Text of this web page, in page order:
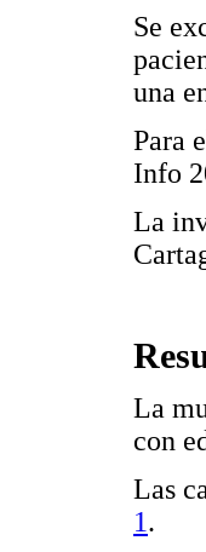
Se
una
Para
Info
La
La
con
Las
1.